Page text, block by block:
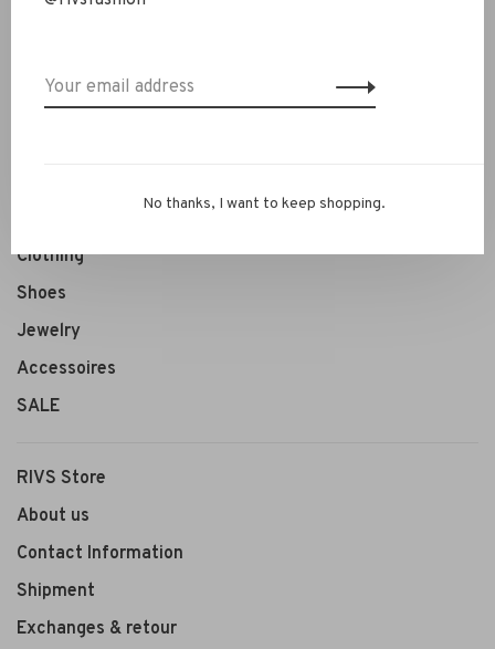
Sort by:
Showing 1 - 6 of 6
Clothing
Shoes
Jewelry
Accessoires
SALE
RIVS Store
About us
Contact Information
Shipment
Exchanges & retour
No thanks, I want to keep shopping.